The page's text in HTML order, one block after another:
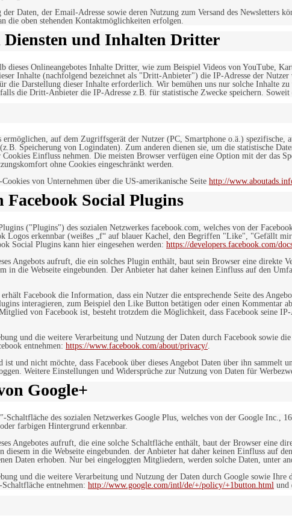
Daten, der Email-Adresse sowie deren Nutzung zum Versand des
die oben stehenden Kontaktmöglichkeiten erfolgen.
und Inhalten Dritter
dieses Onlineangebotes Inhalte Dritter, wie zum Beispiel Videos von YouTube,
Inhalte (nachfolgend bezeichnet als "Dritt-Anbieter") die IP-Adresse der
die Darstellung dieser Inhalte erforderlich. Wir bemühen uns nur solche Inhalte
die Dritt-Anbieter die IP-Adresse z.B. für statistische Zwecke speichern.
ermöglichen, auf dem Zugriffsgerät der Nutzer (PC, Smartphone o.ä.)
Speicherung von Logindaten). Zum anderen dienen sie, um die statistische
Einfluss nehmen. Die meisten Browser verfügen eine Option mit der
ohne Cookies eingeschränkt werden.
von Unternehmen über die US-amerikanische Seite http://
Facebook Social Plugins
("Plugins") des sozialen Netzwerkes facebook.com, welches von der
Logos erkennbar (weißes „f“ auf blauer Kachel, den Begriffen "Like", "Gefällt
Social Plugins kann hier eingesehen werden: https://developers.facebook.com/
Angebots aufruft, die ein solches Plugin enthält, baut sein Browser eine
in die Webseite eingebunden. Der Anbieter hat daher keinen Einfluss auf den
Facebook die Information, dass ein Nutzer die entsprechende Seite des
interagieren, zum Beispiel den Like Button betätigen oder einen
von Facebook ist, besteht trotzdem die Möglichkeit, dass Facebook seine
und die weitere Verarbeitung und Nutzung der Daten durch Facebook sowie
entnehmen: https://www.facebook.com/about/privacy/.
und nicht möchte, dass Facebook über dieses Angebot Daten über ihn
Weitere Einstellungen und Widersprüche zur Nutzung von Daten für
Google+
Schaltfläche des sozialen Netzwerkes Google Plus, welches von der Google
farbigen Hintergrund erkennbar.
Angebotes aufruft, die eine solche Schaltfläche enthält, baut der Browser
diesem in die Webseite eingebunden. der Anbieter hat daher keinen Einfluss auf
Daten erhoben. Nur bei eingeloggten Mitgliedern, werden solche Daten, unter
und die weitere Verarbeitung und Nutzung der Daten durch Google sowie
entnehmen: http://www.google.com/intl/de/+/policy/+1button.html und